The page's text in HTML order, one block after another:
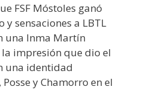
FSF Móstoles ganó
y sensaciones a LBTL
una Inma Martín
impresión que dio el
una identidad
y Chamorro en el